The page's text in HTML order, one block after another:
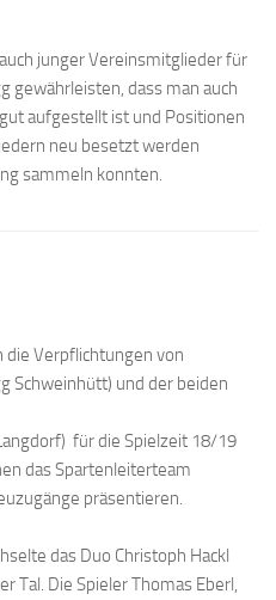
junger Vereinsmitglieder für
gewährleisten, dass man auch
aufgestellt ist und Positionen
neu besetzt werden
sammeln konnten.
die Verpflichtungen von
Schweinhütt) und der beiden
für die Spielzeit 18/19
das Spartenleiterteam
präsentieren.
das Duo Christoph Hackl
Tal. Die Spieler Thomas Eberl,